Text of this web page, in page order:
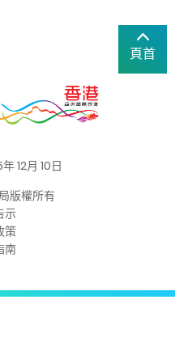
頁首
12月 10日
版權所有
示
策
南